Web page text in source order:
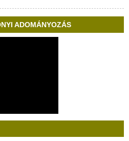
ADOMÁNYOZÁS